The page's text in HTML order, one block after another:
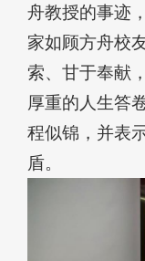
舟教授的事迹
家如顾方舟校
索、甘于奉献
厚重的人生答
程似锦，并表
盾。